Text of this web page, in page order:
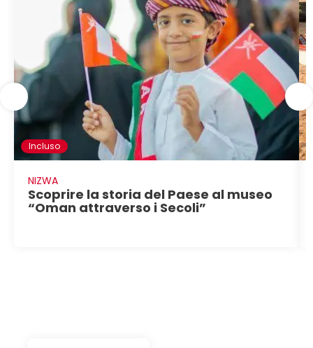
Incluso
NIZWA
Scoprire la storia del Paese al museo
“Oman attraverso i Secoli”